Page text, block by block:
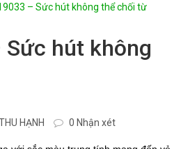
– Sức hút không thể chối từ
Sức hút không
HẠNH 0 Nhận xét